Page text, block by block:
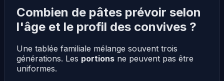
Combien de pâtes prévoir selon
l'âge et le profil des convives ?
Une tablée familiale mélange souvent trois
générations. Les portions ne peuvent pas être
uniformes.